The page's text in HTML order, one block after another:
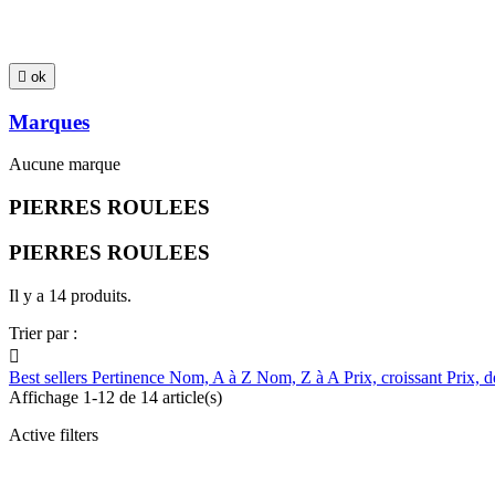
 ok
Marques
Aucune marque
PIERRES ROULEES
PIERRES ROULEES
Il y a 14 produits.
Trier par :

Best sellers Pertinence Nom, A à Z Nom, Z à A Prix, croissant Prix,
Affichage 1-12 de 14 article(s)
Active filters